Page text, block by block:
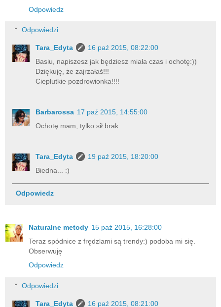
Odpowiedz
Odpowiedzi
Tara_Edyta
16 paź 2015, 08:22:00
Basiu, napiszesz jak będziesz miała czas i ochotę:))
Dziękuję, że zajrzałaś!!!
Cieplutkie pozdrowionka!!!!
Barbarossa 17 paź 2015, 14:55:00
Ochotę mam, tylko sił brak...
Tara_Edyta
19 paź 2015, 18:20:00
Biedna... :)
Odpowiedz
Naturalne metody 15 paź 2015, 16:28:00
Teraz spódnice z frędzlami są trendy:) podoba mi się.
Obserwuję
Odpowiedz
Odpowiedzi
Tara_Edyta 16 paź 2015, 08:21:00